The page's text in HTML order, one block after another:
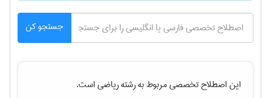
جستجو کن
این اصطلاح تخصصی مربوط به رشتهرياضیاست.